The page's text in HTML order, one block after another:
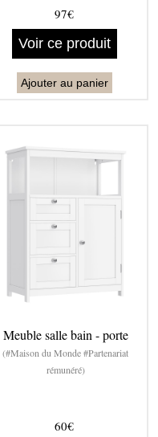
97€
Voir ce produit
Ajouter au panier
Meuble salle bain - porte
(#Maison du Monde #Partenariat
rémunéré)
60€